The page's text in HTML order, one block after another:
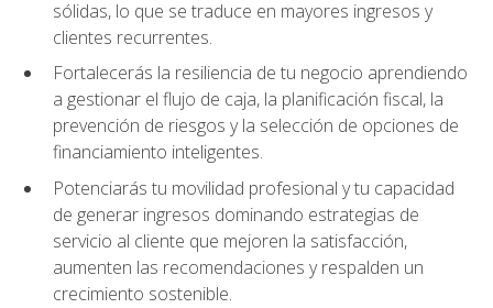
sólidas, lo que se traduce en mayores ingresos y
clientes recurrentes.
Fortalecerás la resiliencia de tu negocio aprendiendo
a gestionar el flujo de caja, la planificación fiscal, la
prevención de riesgos y la selección de opciones de
financiamiento inteligentes.
Potenciarás tu movilidad profesional y tu capacidad
de generar ingresos dominando estrategias de
servicio al cliente que mejoren la satisfacción,
aumenten las recomendaciones y respalden un
crecimiento sostenible.